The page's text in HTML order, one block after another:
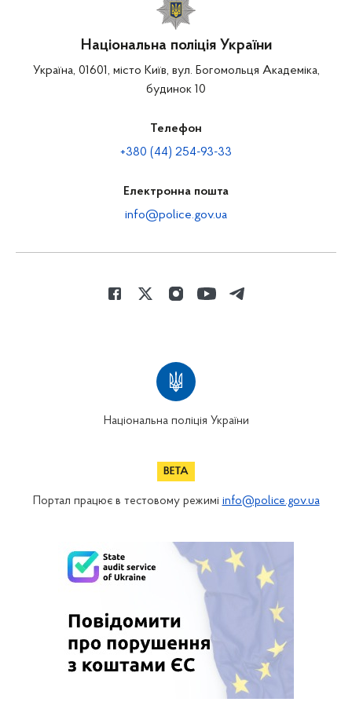
Національна поліція України
Україна, 01601, місто Київ, вул. Богомольця Академіка,
будинок 10
Телефон
+380 (44) 254-93-33
Електронна пошта
info@police.gov.ua
Національна поліція України
Портал працює в тестовому режимі info@police.gov.ua